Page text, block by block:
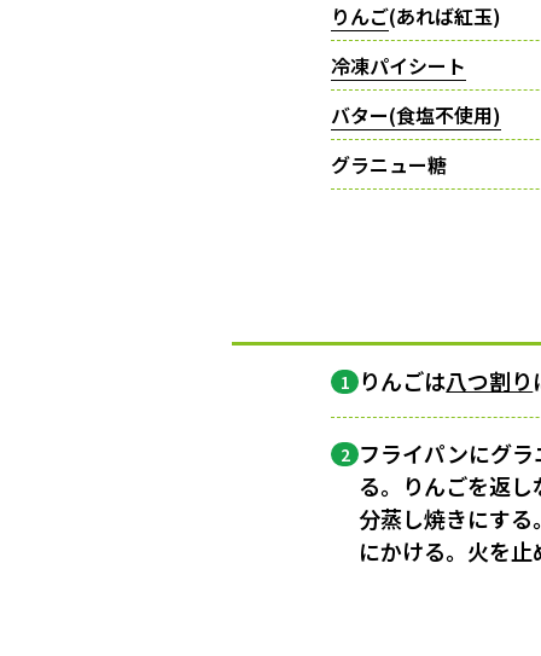
りんご(あれば紅玉)
冷凍パイシート
バター(食塩不使用)
グラニュー糖
1 りんごは八つ割り
2 フライパンにグ
る。りんごを返
分蒸し焼きにす
にかける。火を